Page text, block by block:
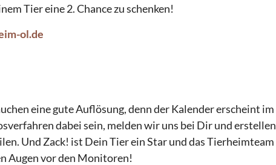
Tier eine 2. Chance zu schenken!
ol.de
eine gute Auflösung, denn der Kalender erscheint im
dabei sein, melden wir uns bei Dir und erstellen
Und Zack! ist Dein Tier ein Star und das Tierheimteam
Augen vor den Monitoren!